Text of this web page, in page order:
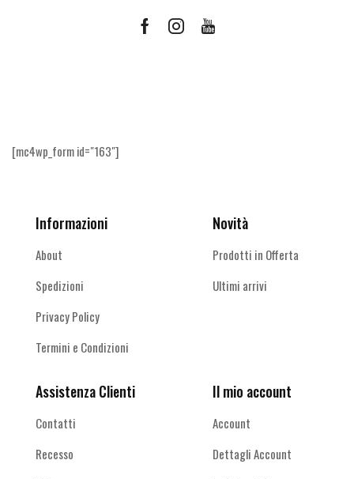
FacebookInstagramYoutube
[mc4wp_form id="163"]
Informazioni
About
Spedizioni
Privacy Policy
Termini e Condizioni
Novità
Prodotti in Offerta
Ultimi arrivi
Assistenza Clienti
Contatti
Recesso
Il mio account
Account
Dettagli Account